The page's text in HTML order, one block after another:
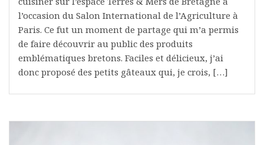
l’occasion du Salon International de l’Agriculture à
Paris. Ce fut un moment de partage qui m’a permis
de faire découvrir au public des produits
emblématiques bretons. Faciles et délicieux, j’ai
donc proposé des petits gâteaux qui, je crois, […]